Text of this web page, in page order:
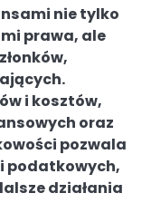
nie tylko
prawa, ale
i kosztów,
oraz
pozwala
podatkowych,
działania